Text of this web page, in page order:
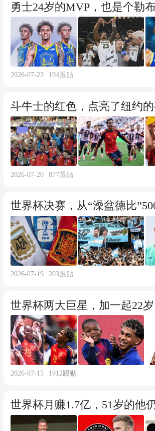
勇士24岁的MVP，也是个勒
2026-07-23 194跟贴
斗牛士的红色，点亮了纽约
2026-07-20 877跟贴
世界杯决赛，从“澡盆德比
2026-07-19 203跟贴
世界杯两大巨星，加一起22岁
2026-07-15 1912跟贴
世界杯月赚1.7亿，51岁的他